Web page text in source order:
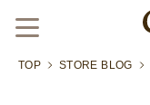
TOP STORE BLOG